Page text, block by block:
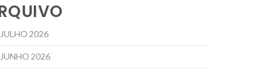
JULHO 2026
JUNHO 2026